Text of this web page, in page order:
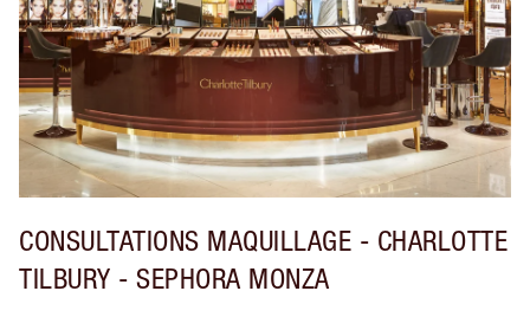
CONSULTATIONS MAQUILLAGE - CHARLOTTE
TILBURY - SEPHORA MONZA